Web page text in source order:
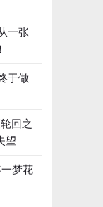
一张
于做
回之
望
梦花